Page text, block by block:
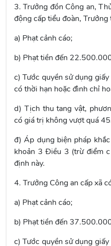
3. Trưởng đồn Công an,
động cấp tiểu đoàn,
a) Phạt cảnh cáo;
b) Phạt tiền đến
c) Tước quyền sử dụng
có thời hạn hoặc đình chỉ
d) Tịch thu tang vật,
có giá trị không vượt quá
đ) Áp dụng biện pháp
khoản 3 Điều 3 (trừ điểm
định này.
4. Trưởng Công an cấp xã
a) Phạt cảnh cáo;
b) Phạt tiền đến
c) Tước quyền sử dụng